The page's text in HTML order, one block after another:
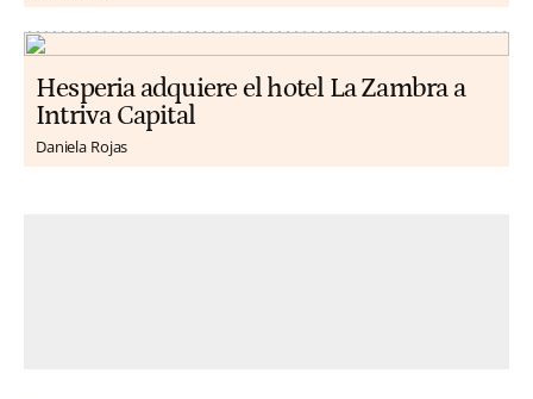
Hesperia adquiere el hotel La Zambra a
Intriva Capital
Daniela Rojas